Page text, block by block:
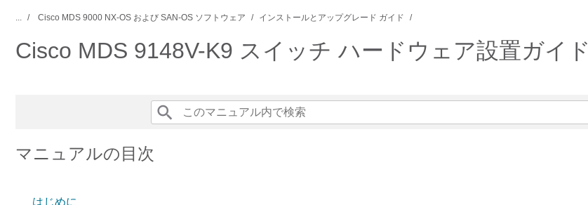
... Cisco MDS 9000 NX-OS および SAN-OS ソフトウェア インストールとアップグレード ガイド
Cisco MDS 9148V-K9 スイッチ ハードウェア設置ガイド
マニュアルの目次
はじめに